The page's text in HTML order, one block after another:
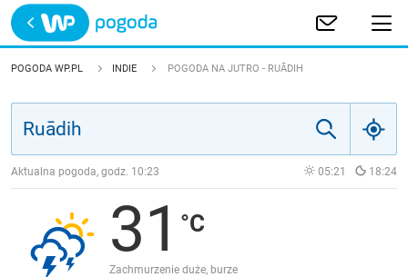
Trwa ładowanie
POLSKA
JAKOŚĆ POWIETRZA
POGODA WP.PL INDIE POGODA NA JUTRO - RUĀDIH
Aktualna pogoda, godz. 10:23 05:21 18:24
31
Zachmurzenie duże, burze